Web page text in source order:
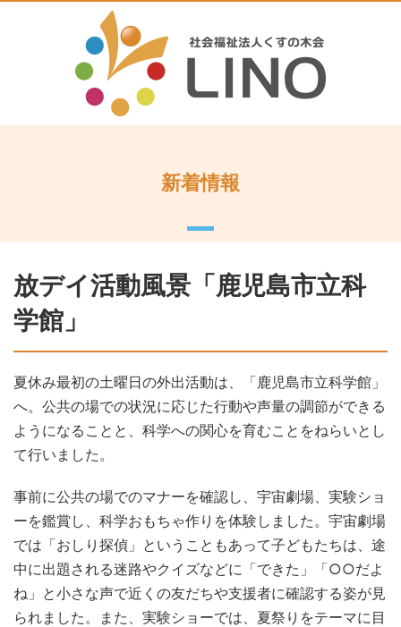
新着情報
放デイ活動風景「鹿児島市立科
学館」
夏休み最初の土曜日の外出活動は、「鹿児島市立科学館」
へ。公共の場での状況に応じた行動や声量の調節ができる
ようになることと、科学への関心を育むことをねらいとし
て行いました。
事前に公共の場でのマナーを確認し、宇宙劇場、実験ショ
ーを鑑賞し、科学おもちゃ作りを体験しました。宇宙劇場
では「おしり探偵」ということもあって子どもたちは、途
中に出題される迷路やクイズなどに「できた」「○○だよ
ね」と小さな声で近くの友だちや支援者に確認する姿が見
られました。また、実験ショーでは、夏祭りをテーマに目